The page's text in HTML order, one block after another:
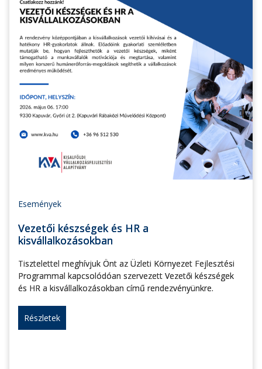
Események
Vezetői készségek és HR a
kisvállalkozásokban
Tisztelettel meghívjuk Önt az Üzleti Környezet Fejlesztési
Programmal kapcsolódóan szervezett Vezetői készségek
és HR a kisvállalkozásokban című rendezvényünkre.
Részletek